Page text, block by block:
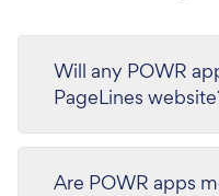
Will any POWR
PageLines
Are POWR apps